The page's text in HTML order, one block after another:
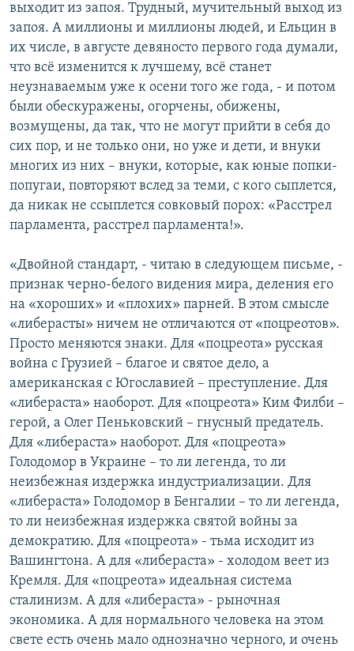
выходит из запоя. Трудный, мучительный выход из
запоя. А миллионы и миллионы людей, и Ельцин в
их числе, в августе девяносто первого года думали,
что всё изменится к лучшему, всё станет
неузнаваемым уже к осени того же года, - и потом
были обескуражены, огорчены, обижены,
возмущены, да так, что не могут прийти в себя до
сих пор, и не только они, но уже и дети, и внуки
многих из них – внуки, которые, как юные попки-
попугаи, повторяют вслед за теми, с кого сыплется,
да никак не ссыплется совковый порох: «Расстрел
парламента, расстрел парламента!».
«Двойной стандарт, - читаю в следующем письме, -
признак черно-белого видения мира, деления его
на «хороших» и «плохих» парней. В этом смысле
«либерасты» ничем не отличаются от «поцреотов».
Просто меняются знаки. Для «поцреота» русская
война с Грузией – благое и святое дело, а
американская с Югославией – преступление. Для
«либераста» наоборот. Для «поцреота» Ким Филби –
герой, а Олег Пеньковский – гнусный предатель.
Для «либераста» наоборот. Для «поцреота»
Голодомор в Украине – то ли легенда, то ли
неизбежная издержка индустриализации. Для
«либераста» Голодомор в Бенгалии – то ли легенда,
то ли неизбежная издержка святой войны за
демократию. Для «поцреота» - тьма исходит из
Вашингтона. А для «либераста» - холодом веет из
Кремля. Для «поцреота» идеальная система
сталинизм. А для «либераста» - рыночная
экономика. А для нормального человека на этом
свете есть очень мало однозначно черного, и очень